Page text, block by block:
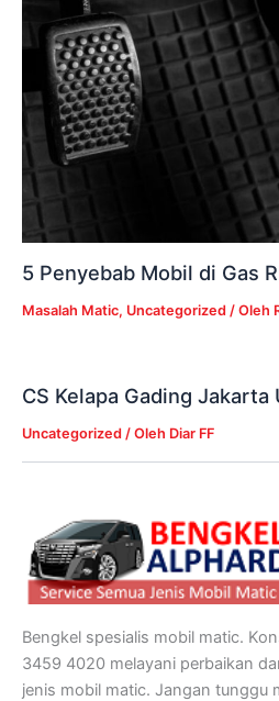
5 Penyebab Mobil di Gas
Masalah Matic, Uncategorized / Oleh
CS Kelapa Gading Jakarta
Uncategorized / Oleh Diar FF
Bengkel spesialis mobil matic.
3459 4020 melayani perbaikan
jenis mobil matic. Jangan tunggu